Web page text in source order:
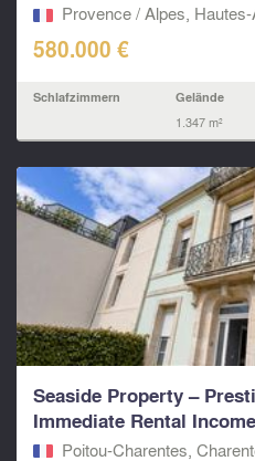
Provence / Alpes,
580.000 €
Schlafzimmern Gelände
1.347 m²
Seaside Property –
Immediate Rental Income
Poitou-Charentes,